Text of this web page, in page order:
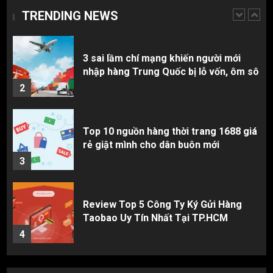
TRENDING NEWS
1
2
3 sai lầm chí mạng khiến người mới
nhập hàng Trung Quốc bị lỗ vốn, ôm sô
3
Top 10 nguồn hàng thời trang 1688 giá
rẻ giật mình cho dân buôn mới
4
Review Top 5 Công Ty Ký Gửi Hàng
Taobao Uy Tín Nhất Tại TP.HCM